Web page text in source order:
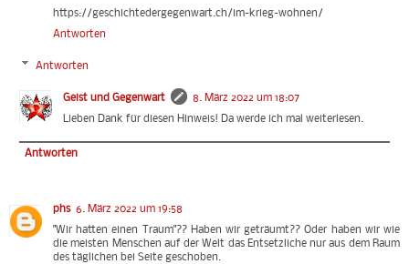
https://geschichtedergegenwart.ch/im-krieg-wohnen/
Antworten
Antworten
Geist und Gegenwart
8. März 2022 um 18:07
Lieben Dank für diesen Hinweis! Da werde ich mal weiterlesen.
Antworten
phs 6. März 2022 um 19:58
"Wir hatten einen Traum"?? Haben wir geträumt?? Oder haben wir wie
die meisten Menschen auf der Welt das Entsetzliche nur aus dem Raum
des täglichen bei Seite geschoben.